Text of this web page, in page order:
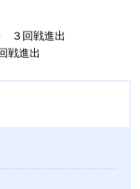
回戦進出
戦進出